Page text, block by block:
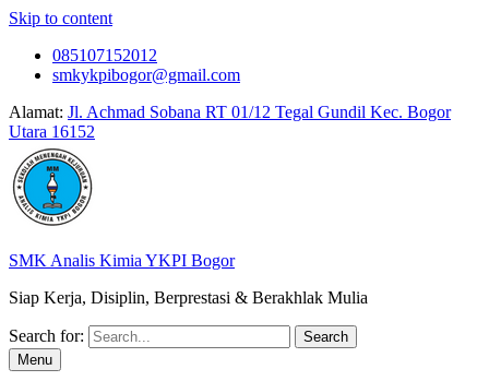
Skip to content
085107152012
smkykpibogor@gmail.com
Alamat: Jl. Achmad Sobana RT 01/12 Tegal Gundil Kec. Bogor
Utara 16152
SMK Analis Kimia YKPI Bogor
Siap Kerja, Disiplin, Berprestasi & Berakhlak Mulia
Search for:
Menu